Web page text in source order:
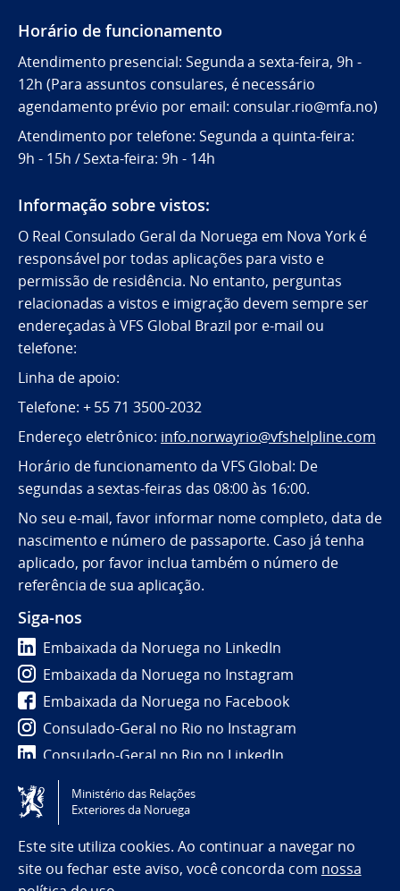
Horário de funcionamento
Atendimento presencial: Segunda a sexta-feira, 9h -
12h (Para assuntos consulares, é necessário
agendamento prévio por email: consular.rio@mfa.no)
Atendimento por telefone: Segunda a quinta-feira:
9h - 15h / Sexta-feira: 9h - 14h
Informação sobre vistos:
O Real Consulado Geral da Noruega em Nova York é
responsável por todas aplicações para visto e
permissão de residência. No entanto, perguntas
relacionadas a vistos e imigração devem sempre ser
endereçadas à VFS Global Brazil por e-mail ou
telefone:
Linha de apoio:
Telefone: + 55 71 3500-2032
Endereço eletrônico: info.norwayrio@vfshelpline.com
Horário de funcionamento da VFS Global: De
segundas a sextas-feiras das 08:00 às 16:00.
No seu e-mail, favor informar nome completo, data de
nascimento e número de passaporte. Caso já tenha
aplicado, por favor inclua também o número de
referência de sua aplicação.
Siga-nos
Embaixada da Noruega no LinkedIn
Embaixada da Noruega no Instagram
Embaixada da Noruega no Facebook
Consulado-Geral no Rio no Instagram
Consulado-Geral no Rio no LinkedIn
Tilgjengelighetserklæring / Accessibility statement
(NO)
Ministério das Relações
Exteriores da Noruega
Este site utiliza cookies. Ao continuar a navegar no
site ou fechar este aviso, você concorda com nossa